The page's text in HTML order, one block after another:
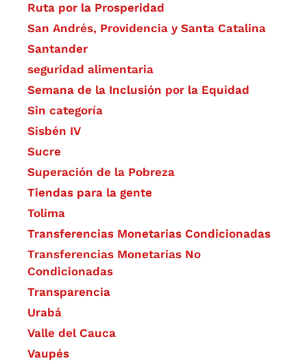
Ruta por la Prosperidad
San Andrés, Providencia y Santa Catalina
Santander
seguridad alimentaria
Semana de la Inclusión por la Equidad
Sin categoría
Sisbén IV
Sucre
Superación de la Pobreza
Tiendas para la gente
Tolima
Transferencias Monetarias Condicionadas
Transferencias Monetarias No
Condicionadas
Transparencia
Urabá
Valle del Cauca
Vaupés